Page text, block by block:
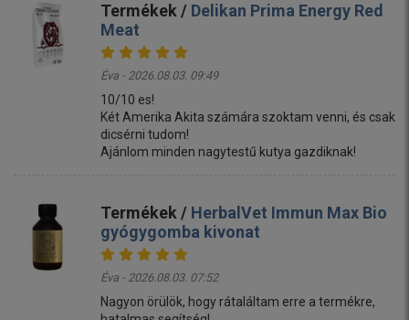
Termékek / Delikan Prima Energy Red
Meat
Éva - 2026.08.03. 09:49
10/10 es!
Két Amerika Akita számára szoktam venni, és csak
dicsérni tudom!
Ajánlom minden nagytestű kutya gazdiknak!
Termékek / HerbalVet Immun Max Bio
gyógygomba kivonat
Éva - 2026.08.03. 07:52
Nagyon örülök, hogy rátaláltam erre a termékre,